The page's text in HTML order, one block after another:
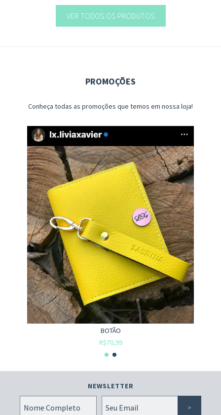
VER TODOS OS PRODUTOS
PROMOÇÕES
Conheça todas as promoções que temos em nossa loja!
BOTÃO
R$70,99
NEWSLETTER